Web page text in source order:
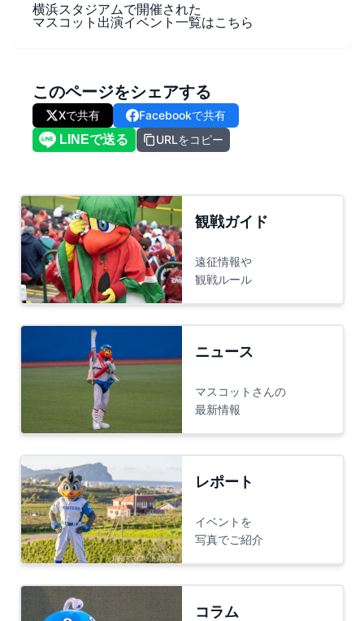
横浜スタジアムで開催された
マスコット出演イベント一覧はこちら
このページをシェアする
Xで共有
Facebookで共有
URLをコピー
観戦ガイド
遠征情報や
観戦ルール
ニュース
マスコットさんの
最新情報
レポート
イベントを
写真でご紹介
コラム